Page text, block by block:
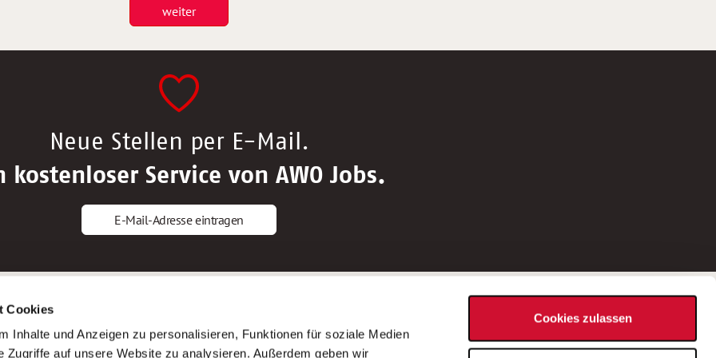
Cookies
Inhalte und Anzeigen zu personalisieren, Funktionen für soziale Medien
Zugriffe auf unsere Website zu analysieren. Außerdem geben wir
Cookies zulassen
weiter
Neue Stellen per E-Mail.
kostenloser Service von AWO Jobs.
E-Mail-Adresse eintragen
Altenpfleger*in
Krankenpfleger*in
AWO Gliederungen nach Bundesland
Stellenangebote nach Bundesländern